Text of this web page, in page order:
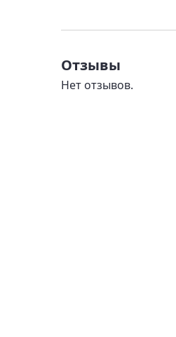
Отзывы
Нет отзывов.